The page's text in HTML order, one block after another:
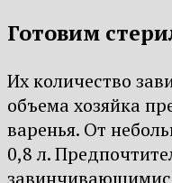
Готовим
Их количество
объема хозяйка
варенья. От
0,8 л.